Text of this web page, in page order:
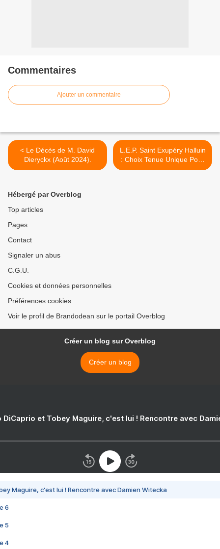
Commentaires
Ajouter un commentaire
< Le Décès de M. David
Dieryckx (Août 2024).
L.E.P. Saint Exupéry Halluin
: Choix Tenue Unique Pour
400 Elèves (Août 2024). >
Hébergé par Overblog
Top articles
Pages
Contact
Signaler un abus
C.G.U.
Cookies et données personnelles
Préférences cookies
Voir le profil de Brandodean sur le portail Overblog
Créer un blog sur Overblog
Créer un blog
DiCaprio et Tobey Maguire, c'est lui ! Rencontre avec
Maguire, c'est lui ! Rencontre avec Damien Witecka
6
5
4